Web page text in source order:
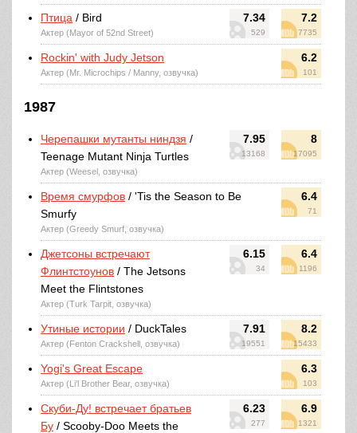
7.34
529
7.2
7735
Птица / Bird
Актер (Mayor of 52nd Street)
6.2
101
Rockin' with Judy Jetson
Актер (Mr. Microchips / Manny, озвучка)
1987
7.95
13168
8
17095
Черепашки мутанты ниндзя /
Teenage Mutant Ninja Turtles
Актер (Weesel, озвучка)
6.4
71
Время смурфов / 'Tis the Season to Be
Smurfy
Актер (Greedy Smurf, озвучка)
6.15
34
6.4
1196
Джетсоны встречают
Флинтстоунов / The Jetsons
Meet the Flintstones
Актер (Turk Tarpit, озвучка)
7.91
19551
8.2
15433
Утиные истории / DuckTales
Актер (Fenton Crackshell, озвучка)
6.3
103
Yogi's Great Escape
Актер (Li'l Brother Bear, озвучка)
6.23
277
6.9
1321
Скуби-Ду! встречает братьев
Бу / Scooby-Doo Meets the